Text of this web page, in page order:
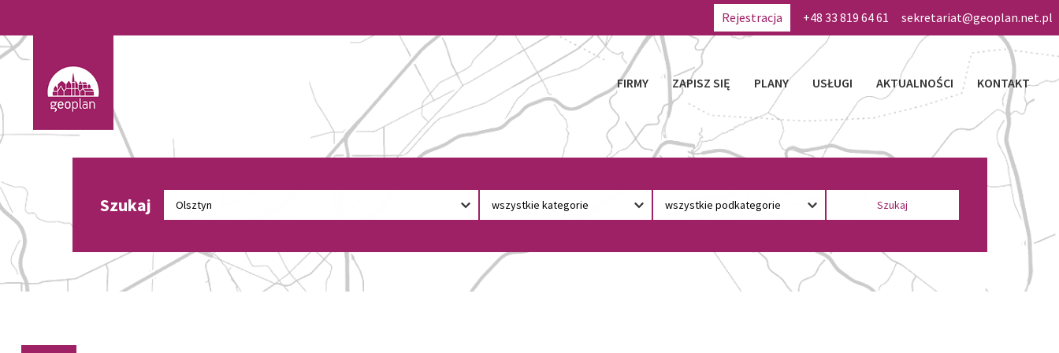
Rejestracja +48 33 819 64 61 sekretariat@geoplan.net.pl
FIRMY ZAPISZ SIĘ PLANY USŁUGI AKTUALNOŚCI KONTAKT
Szukaj